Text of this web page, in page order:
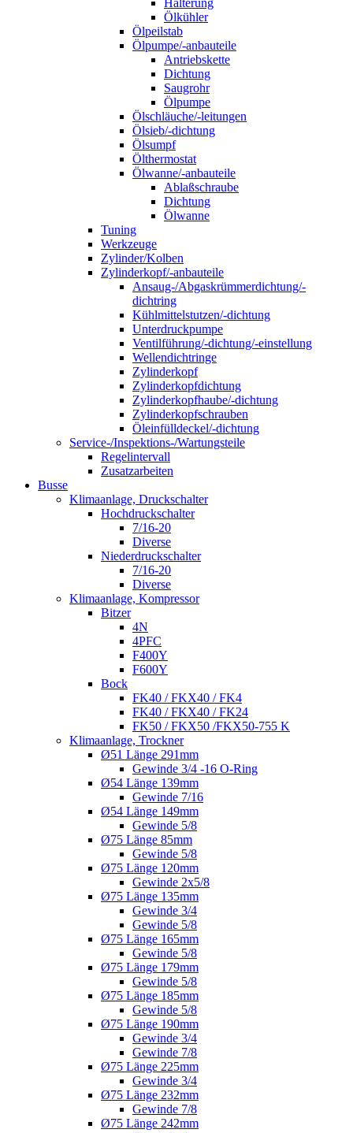
Halterung
Ölkühler
Ölpeilstab
Ölpumpe/-anbauteile
Antriebskette
Dichtung
Saugrohr
Ölpumpe
Ölschläuche/-leitungen
Ölsieb/-dichtung
Ölsumpf
Ölthermostat
Ölwanne/-anbauteile
Ablaßschraube
Dichtung
Ölwanne
Tuning
Werkzeuge
Zylinder/Kolben
Zylinderkopf/-anbauteile
Ansaug-/Abgaskrümmerdichtung/-
dichtring
Kühlmittelstutzen/-dichtung
Unterdruckpumpe
Ventilführung/-dichtung/-einstellung
Wellendichtringe
Zylinderkopf
Zylinderkopfdichtung
Zylinderkopfhaube/-dichtung
Zylinderkopfschrauben
Öleinfülldeckel/-dichtung
Service-/Inspektions-/Wartungsteile
Regelintervall
Zusatzarbeiten
Busse
Klimaanlage, Druckschalter
Hochdruckschalter
7/16-20
Diverse
Niederdruckschalter
7/16-20
Diverse
Klimaanlage, Kompressor
Bitzer
4N
4PFC
F400Y
F600Y
Bock
FK40 / FKX40 / FK4
FK40 / FKX40 / FK24
FK50 / FKX50 /FKX50-755 K
Klimaanlage, Trockner
Ø51 Länge 291mm
Gewinde 3/4 -16 O-Ring
Ø54 Länge 139mm
Gewinde 7/16
Ø54 Länge 149mm
Gewinde 5/8
Ø75 Länge 85mm
Gewinde 5/8
Ø75 Länge 120mm
Gewinde 2x5/8
Ø75 Länge 135mm
Gewinde 3/4
Gewinde 5/8
Ø75 Länge 165mm
Gewinde 5/8
Ø75 Länge 179mm
Gewinde 5/8
Ø75 Länge 185mm
Gewinde 5/8
Ø75 Länge 190mm
Gewinde 3/4
Gewinde 7/8
Ø75 Länge 225mm
Gewinde 3/4
Ø75 Länge 232mm
Gewinde 7/8
Ø75 Länge 242mm